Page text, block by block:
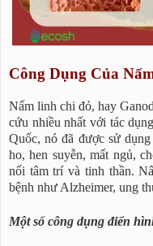
Công Dụng Của
Nấm linh chi đỏ, hay
cứu nhiều nhất với tác
Quốc, nó đã được sử
ho, hen suyễn, mất ngủ,
nối tâm trí và tinh thần.
bệnh như Alzheimer, ung
Một số công dụng điển